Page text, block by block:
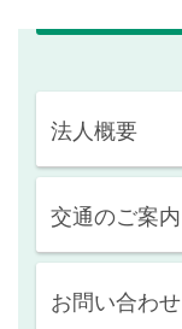
法人概要
交通のご案内
お問い合わせ